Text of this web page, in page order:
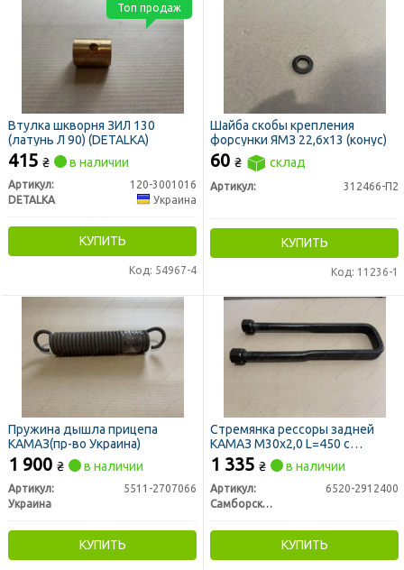
Втулка шкворня ЗИЛ 130
(латунь Л 90) (DETALKA)
415 ₴ в наличии
Артикул:
120-3001016
DETALKA
Украина
КУПИТЬ
Код: 54967-4
Топ продаж
Шайба скобы крепления
форсунки ЯМЗ 22,6х13 (конус)
60 ₴ склад
Артикул: 312466-П2
КУПИТЬ
Код: 11236-1
Пружина дышла прицепа
КАМАЗ(пр-во Украина)
1 900 ₴ в наличии
Артикул:
5511-2707066
Украина
КУПИТЬ
Стремянка рессоры задней
КАМАЗ М30х2,0 L=450 c
гайками (пр-во Самборский МЗ)
1 335 ₴ в наличии
Артикул:
6520-2912400
Самборский ДЕМЗ, г. Самбор
КУПИТЬ